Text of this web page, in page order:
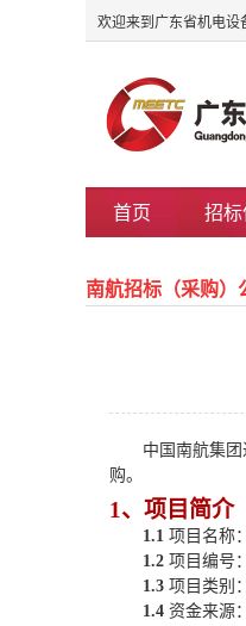
欢迎来到广东省机电设
首页 招
南航招标（采购）
中国南航集
购。
1、项目简介
1.1 项目名称：
1.2 项目 编号：
1.3 项目类别：
1.4 资金来源